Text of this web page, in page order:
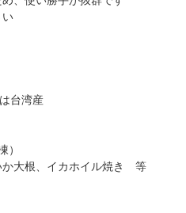
い
台湾産
）
か大根、イカホイル焼き 等